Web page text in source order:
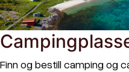
Finn og bestill camping og